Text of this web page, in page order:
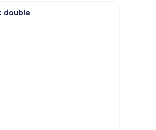
et un téléphone.
Une chambre d’hôtel équipée d’un lit, d’un
double